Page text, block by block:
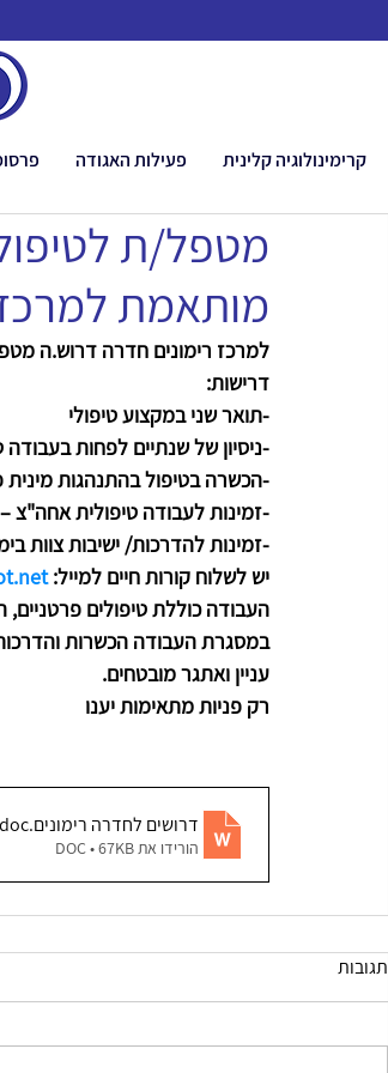
קרימינולוגיה קלינית פעילות האגודה
מטפל/ת
מותאמת
למרכז רימונים חדרה דרוש.ה
דרישות:
-תואר שני במקצוע טיפולי
-ניסיון של שנתיים לפחות בעבודה
-הכשרה בטיפול בהתנהגות מינית
-זמינות לעבודה טיפולית אחה"צ
-זמינות להדרכות/ ישיבות צוות
יש לשלוח קורות חיים למייל:
העבודה כוללת טיפולים פרטניים,
במסגרת העבודה הכשרות והדרכות
עניין ואתגר מובטחים.
רק פניות מתאימות יענו
דרושים לחדרה רימונים.doc
הורידו את DOC • 67KB
תגובות